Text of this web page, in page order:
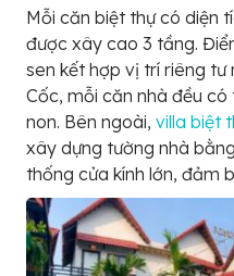
Mỗi căn biệt thự có diện
được xây cao 3 tầng.
sen kết hợp vị trí riêng
Cốc, mỗi căn nhà đều
non. Bên ngoài, villa biệt
xây dựng tường nhà
thống cửa kính lớn, đảm